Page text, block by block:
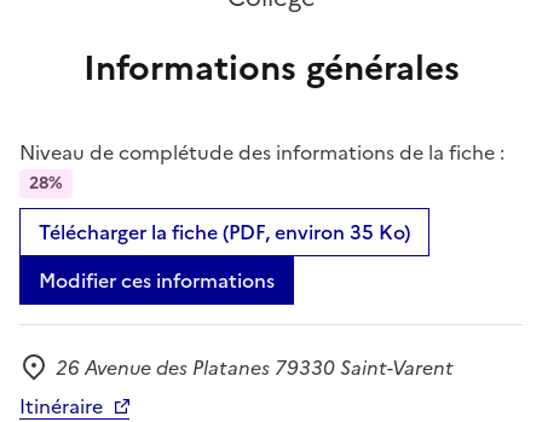
Informations générales
Niveau de complétude des informations de la fiche :
28%
Télécharger la fiche (PDF, environ 35 Ko)
Modifier ces informations
Adresse
26 Avenue des Platanes 79330 Saint-Varent
Itinéraire